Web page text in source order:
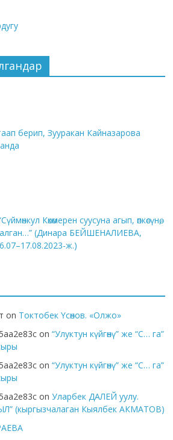
берип, Зууракан Кайназарова
Көкөмерен суусуна агып, өпкөсүнө,
алган…” (Динара БЕЙШЕНАЛИЕВА,
ж.)
on Токтобек Үсөнов. «Олжо»
on“Улуктун күйгөнү” же “С… га”
on“Улуктун күйгөнү” же “С… га”
onУларбек ДАЛЕЙ уулу.
(кыргызчалаган Кыялбек АКМАТОВ)